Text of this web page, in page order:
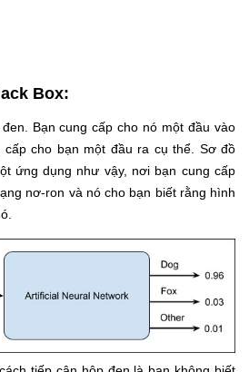
Box:
Bạn cung cấp cho nó một đầu vào
cấp cho bạn một đầu ra cụ thể. Sơ đồ
ứng dụng như vậy, nơi bạn cung cấp
nơ-ron và nó cho bạn biết rằng hình